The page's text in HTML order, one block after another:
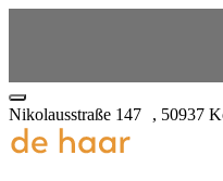
Nikolausstraße 147 , 50937